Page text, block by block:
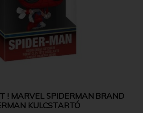
! MARVEL SPIDERMAN BRAND
KULCSTARTÓ